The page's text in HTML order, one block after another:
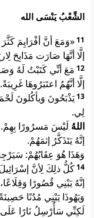
الشَّعْبُ يَنْسَى الله
11«وَمَعَ أنَّ أفْرَايِمَ كَثَّرَ
إلَّا أنَّهَا صَارَت مَذَابِحَ
12 مَعَ أنِّي كَتَبْتُ لَهُ
إلَّا أنَّهُمُ اعتَبَرُوهَا غَرِيبَةً.
13يَذْبَحُونَ وَيأكُلونَ لَحْمَ
لِي.
اللهُ لَيْسَ مَسرُورًا بِهِمْ.
إنَّهُ يَتَذَكَّرُ إثمَهُمْ.
وَهَذَا هُوَ عِقَابُهُمْ:
14كُلُّ ذلِكَ لِأنَّ
إنَّهُ يَبْنِي قُصُورًا وَقِلَاعًا،
وَيَهُوذَا يَبْنِي مُدُنًا
لَكِنِّي سَأُرْسِلُ نَارًا عَلَى